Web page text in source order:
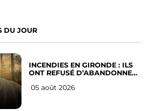
DU JOUR
INCENDIES EN GIRONDE : ILS
ONT REFUSÉ D’ABANDONNER
05 août 2026